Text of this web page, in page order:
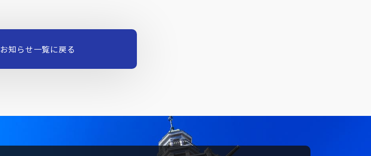
お知らせ一覧に戻る